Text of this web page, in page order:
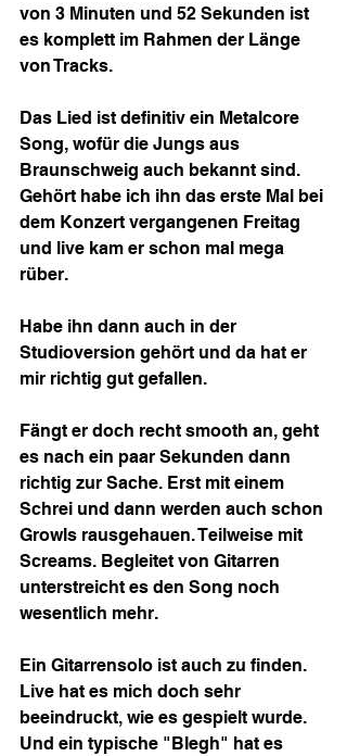
von 3 Minuten und 52 Sekunden ist
es komplett im Rahmen der Länge
von Tracks.
Das Lied ist definitiv ein Metalcore
Song, wofür die Jungs aus
Braunschweig auch bekannt sind.
Gehört habe ich ihn das erste Mal bei
dem Konzert vergangenen Freitag
und live kam er schon mal mega
rüber.
Habe ihn dann auch in der
Studioversion gehört und da hat er
mir richtig gut gefallen.
Fängt er doch recht smooth an, geht
es nach ein paar Sekunden dann
richtig zur Sache. Erst mit einem
Schrei und dann werden auch schon
Growls rausgehauen. Teilweise mit
Screams. Begleitet von Gitarren
unterstreicht es den Song noch
wesentlich mehr.
Ein Gitarrensolo ist auch zu finden.
Live hat es mich doch sehr
beeindruckt, wie es gespielt wurde.
Und ein typische "Blegh" hat es